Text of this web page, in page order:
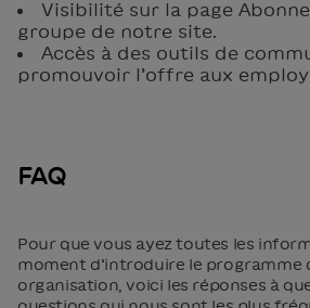
Visibilité sur la page
groupe de notre site.
Accès à des outils de
promouvoir l’offre aux
FAQ
Pour que vous ayez toutes les
moment d’introduire le programme
organisation, voici les réponses à